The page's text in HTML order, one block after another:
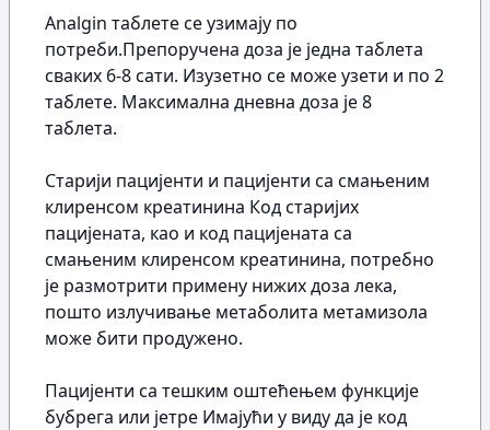
Analgin таблете се узимају по
потреби.Препоручена доза је једна таблета
сваких 6-8 сати. Изузетно се може узети и по 2
таблете. Максимална дневна доза је 8
таблета.
Старији пацијенти и пацијенти са смањеним
клиренсом креатинина Код старијих
пацијената, као и код пацијената са
смањеним клиренсом креатинина, потребно
је размотрити примену нижих доза лека,
пошто излучивање метаболита метамизола
може бити продужено.
Пацијенти са тешким оштећењем функције
бубрега или јетре Имајући у виду да је код